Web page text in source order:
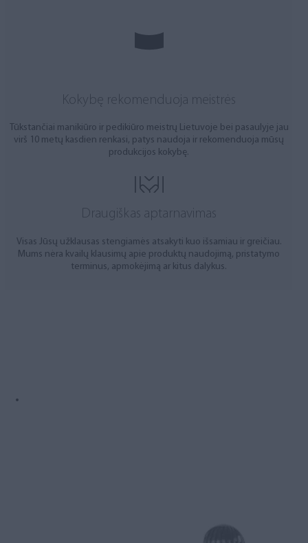
Kokybę rekomenduoja meistrės
Tūkstančiai manikiūro ir pedikiūro meistrų Lietuvoje bei pasaulyje jau
virš 10 metų kasdien renkasi, patys naudoja ir rekomenduoja mūsų
produkcijos kokybę.
Draugiškas aptarnavimas
Visas Jūsų užklausas stengiamės atsakyti kuo išsamiau ir greičiau.
Mums nėra kvailų klausimų apie produktų naudojimą, pristatymo
terminus, apmokėjimą ar kitus dalykus.